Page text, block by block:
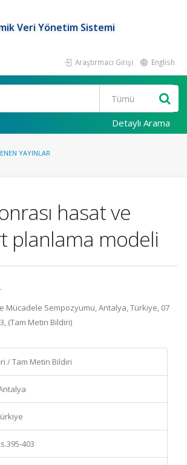
Veri Yönetim Sistemi
Araştırmacı Girişi English
Detaylı Arama
YAYINLAR
hasat ve
planlama modeli
Mücadele Sempozyumu, Antalya, Türkiye, 07
(Tam Metin Bildiri)
/ Tam Metin Bildiri
403